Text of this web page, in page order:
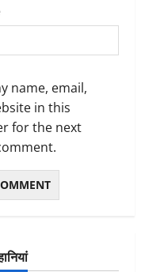
name, email,
in this
for the next